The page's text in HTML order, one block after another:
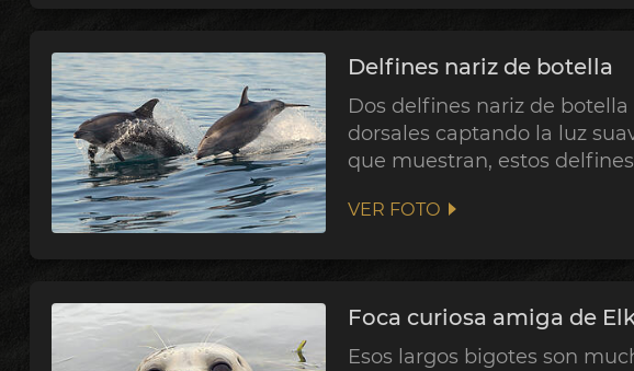
Delfines nariz de botella
Dos delfines nariz de
dorsales captando la luz
que muestran, estos
VER FOTO
Foca curiosa amiga de
Esos largos bigotes son